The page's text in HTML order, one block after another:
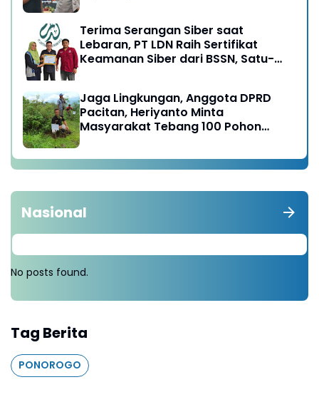
Terima Serangan Siber saat
Lebaran, PT LDN Raih Sertifikat
Keamanan Siber dari BSSN, Satu-
Jaga Lingkungan, Anggota DPRD
Pacitan, Heriyanto Minta
Masyarakat Tebang 100 Pohon
Nasional
No posts found.
Tag Berita
PONOROGO